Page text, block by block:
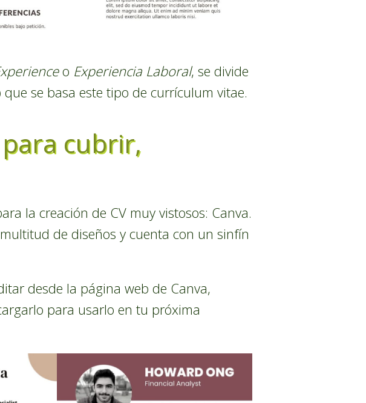
o Experiencia Laboral, se divide
se basa este tipo de currículum vitae.
cubrir,
la creación de CV muy vistosos: Canva.
de diseños y cuenta con un sinfín
desde la página web de Canva,
para usarlo en tu próxima